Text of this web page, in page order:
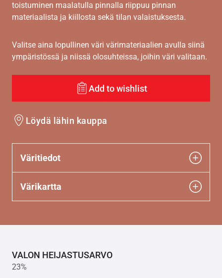
toistuminen maalatulla pinnalla riippuu pinnan
materiaalista ja kiillosta sekä tilan valaistuksesta.
Valitse aina lopullinen väri värimateriaalien avulla siinä
ympäristössä ja niissä olosuhteissa, joihin väri valitaan.
Add to wishlist
Löydä lähin kauppa
Väritiedot
Värikartta
VALON HEIJASTUSARVO
23%